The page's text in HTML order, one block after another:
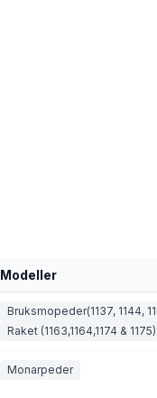
Modeller
Bruksmopeder(1137, 1144,
Raket (1163,1164,1174 & 1175)
Monarpeder